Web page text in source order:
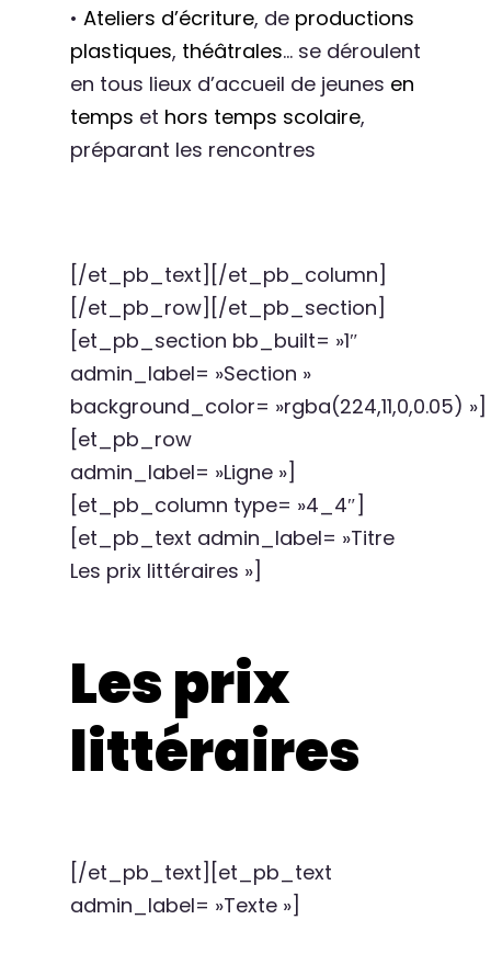
• Ateliers d’écriture, de productions
plastiques, théâtrales… se déroulent
en tous lieux d’accueil de jeunes en
temps et hors temps scolaire,
préparant les rencontres
[/et_pb_text][/et_pb_column]
[/et_pb_row][/et_pb_section]
[et_pb_section bb_built= »1″
admin_label= »Section »
background_color= »rgba(224,11,0,0.05) »]
[et_pb_row
admin_label= »Ligne »]
[et_pb_column type= »4_4″]
[et_pb_text admin_label= »Titre
Les prix littéraires »]
Les prix
littéraires
[/et_pb_text][et_pb_text
admin_label= »Texte »]